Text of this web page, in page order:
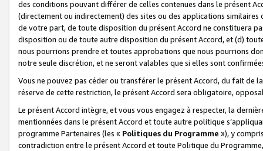
des conditions pouvant différer de celles contenues dans le présent
(directement ou indirectement) des sites ou des applications
de votre part, de toute disposition du présent Accord ne constituera
disposition ou de toute autre disposition du présent Accord, et (d)
nous pourrions prendre et toutes approbations que nous pourrions
notre seule discrétion, et ne seront valables que si elles sont
Vous ne pouvez pas céder ou transférer le présent Accord, du fait de
réserve de cette restriction, le présent Accord sera obligatoire,
Le présent Accord intègre, et vous vous engagez à respecter, la
mentionnées dans le présent Accord et toute autre politique
programme Partenaires (les « Politiques du Programme »), y
contradiction entre le présent Accord et toute Politique du